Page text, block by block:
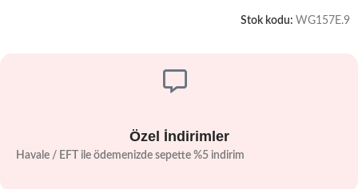
Stok kodu: WG157E.9
Özel İndirimler
Havale / EFT ile ödemenizde sepette %5 indirim